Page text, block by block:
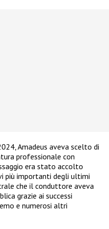
Amadeus aveva scelto di
professionale con
era stato accolto
più importanti degli ultimi
che il conduttore aveva
grazie ai successi
e numerosi altri